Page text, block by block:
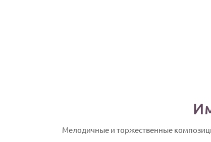
Мелодичные и торжественные